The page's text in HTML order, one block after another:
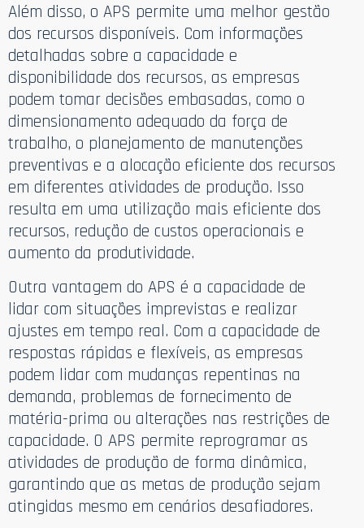
Além disso, o APS permite uma melhor gestão
dos recursos disponíveis. Com informações
detalhadas sobre a capacidade e
disponibilidade dos recursos, as empresas
podem tomar decisões embasadas, como o
dimensionamento adequado da força de
trabalho, o planejamento de manutenções
preventivas e a alocação eficiente dos recursos
em diferentes atividades de produção. Isso
resulta em uma utilização mais eficiente dos
recursos, redução de custos operacionais e
aumento da produtividade.
Outra vantagem do APS é a capacidade de
lidar com situações imprevistas e realizar
ajustes em tempo real. Com a capacidade de
respostas rápidas e flexíveis, as empresas
podem lidar com mudanças repentinas na
demanda, problemas de fornecimento de
matéria-prima ou alterações nas restrições de
capacidade. O APS permite reprogramar as
atividades de produção de forma dinâmica,
garantindo que as metas de produção sejam
atingidas mesmo em cenários desafiadores.